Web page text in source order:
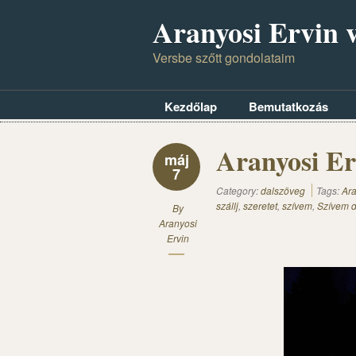
Aranyosi Ervin
Versbe szőtt gondolataim
Kezdőlap Bemutatkozás
máj
7
By
Aranyosi
Ervin
Aranyosi
Category:dalszöveg Tags:
szállj, szeretet, szívem, Szívem